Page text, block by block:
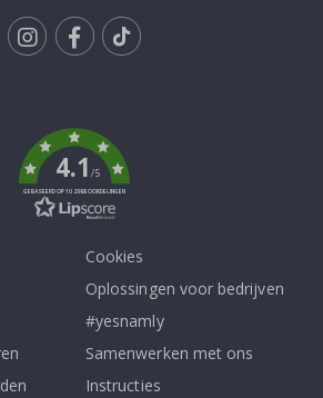
4.1/5
GEBASEERD OP 1029 BEOORDELINGEN
Cookies
Oplossingen voor bedrijven
#yesnamly
Samenwerken met ons
Instructies